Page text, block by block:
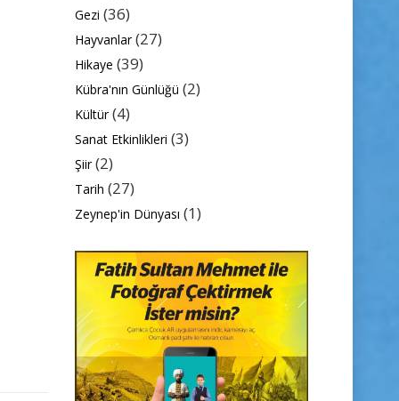
Gezi (36)
Hayvanlar(27)
Hikaye (39)
Kübra'nın Günlüğü (2)
Kültür(4)
Sanat Etkinlikleri (3)
Şiir(2)
Tarih (27)
Zeynep'in Dünyası (1)